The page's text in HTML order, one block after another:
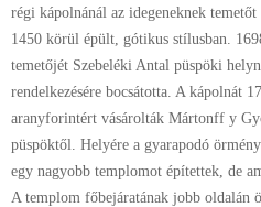
régi kápolnánál az idegeneknek
1450 körül épült, gótikus stílusban.
temetőjét Szebeléki Antal püspöki
rendelkezésére bocsátotta. A kápolnát
aranyforintért vásárolták Mártonff y
püspöktől. Helyére a gyarapodó örmény
egy nagyobb templomot építettek, de
A templom főbejáratának jobb oldalán